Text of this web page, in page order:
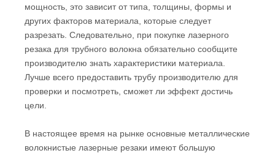
мощность, это зависит от типа, толщины, формы и
других факторов материала, которые следует
разрезать. Следовательно, при покупке лазерного
резака для трубного волокна обязательно сообщите
производителю знать характеристики материала.
Лучше всего предоставить трубу производителю для
проверки и посмотреть, сможет ли эффект достичь
цели.
В настоящее время на рынке основные металлические
волокнистые лазерные резаки имеют большую